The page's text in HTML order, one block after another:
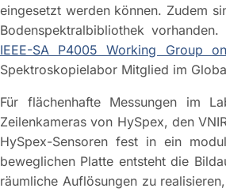
eingesetzt werden können. Zudem
Bodenspektralbibliothek
IEEE-SA P4005 Working Group
Spektroskopielabor Mitglied im
Für flächenhafte Messungen im
Zeilenkameras von HySpex, den
HySpex-Sensoren fest in ein
beweglichen Platte entsteht die
räumliche Auflösungen zu